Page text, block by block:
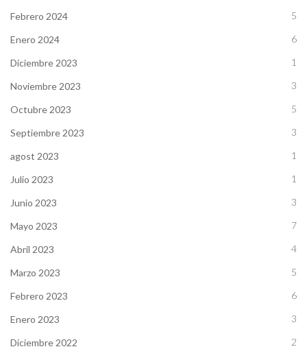
Febrero 2024 5
Enero 2024 6
Diciembre 2023 1
Noviembre 2023 3
Octubre 2023 5
Septiembre 2023 3
agost 2023 1
Julio 2023 1
Junio 2023 3
Mayo 2023 7
Abril 2023 4
Marzo 2023 5
Febrero 2023 6
Enero 2023 3
Diciembre 2022 2